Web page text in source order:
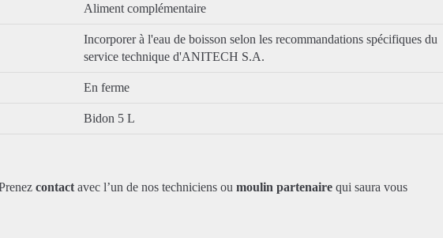
Aliment complémentaire
Incorporer à l'eau de boisson selon les recommandations spécifiques du
service technique d'ANITECH S.A.
En ferme
Bidon 5 L
contact avec l’un de nos techniciens ou moulin partenaire qui saura vous